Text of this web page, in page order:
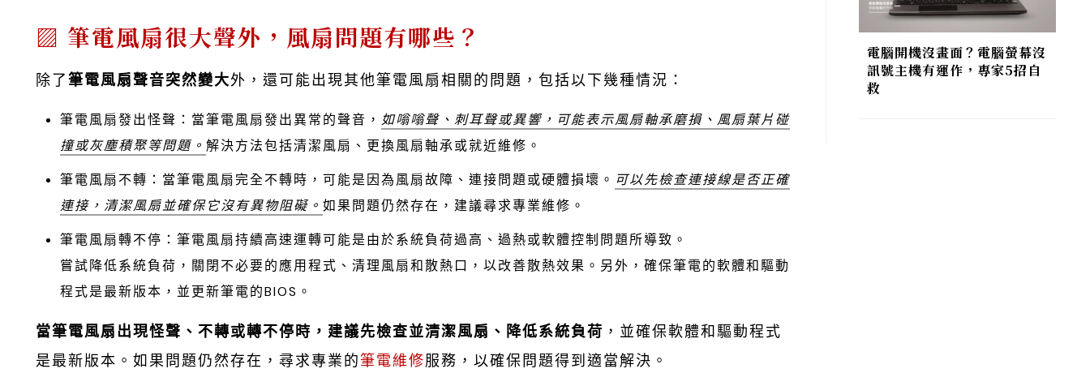
筆電風扇很大聲外，風扇問題有哪些？
除了筆電風扇聲音突然變大外，還可能出現其他筆電風扇相關的問題，包括以下幾種情況：
筆電風扇發出怪聲：當筆電風扇發出異常的聲音， 如嗡嗡聲、刺耳聲或異響，可能表示風扇軸承磨損、風扇葉片碰
撞或灰塵積聚等問題。 解決方法包括清潔風扇、更換風扇軸承或就近維修。
筆電風扇不轉：當筆電風扇完全不轉時，可能是因為風扇故障、連接問題或硬體損壞。 可以先檢查連接線是否正確
連接，清潔風扇並確保它沒有異物阻礙。 如果問題仍然存在，建議尋求專業維修。
筆電風扇轉不停：筆電風扇持續高速運轉可能是由於系統負荷過高、過熱或軟體控制問題所導致。
嘗試降低系統負荷，關閉不必要的應用程式、清理風扇和散熱口，以改善散熱效果。另外，確保筆電的軟體和驅動
程式是最新版本，並更新筆電的BIOS。
當筆電風扇出現怪聲、不轉或轉不停時，建議先檢查並清潔風扇、降低系統負荷 ，並確保軟體和驅動程式
是最新版本。如果問題仍然存在，尋求專業的筆電維修服務，以確保問題得到適當解決。
電腦開機沒畫面？電腦螢幕沒
訊號主機有運作，專家5招自
救